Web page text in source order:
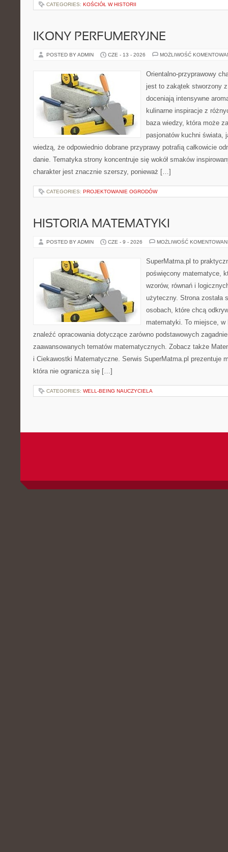
CATEGORIES: KOŚCIÓŁ W HISTORII
IKONY PERFUMERYJNE
POSTED BY ADMIN CZE - 13 - 2026 MOŻLIWOŚĆ
Orientalno-przyprawowy
jest to zakątek stworzony
doceniają intensywne
kulinarne inspiracje z
baza wiedzy, która może
pasjonatów kuchni świata,
wiedzą, że odpowiednio dobrane przyprawy potrafią całkowicie
danie. Tematyka strony koncentruje się wokół smaków
charakter jest znacznie szerszy, ponieważ […]
CATEGORIES: PROJEKTOWANIE OGRODÓW
HISTORIA MATEMATYKI
POSTED BY ADMIN CZE - 9 - 2026 MOŻLIWOŚĆ
SuperMatma.pl to
poświęcony matematyce,
wzorów, równań i
użyteczny. Strona została
osobach, które chcą
matematyki. To miejsce,
znaleźć opracowania dotyczące zarówno podstawowych
zaawansowanych tematów matematycznych. Zobacz także
i Ciekawostki Matematyczne. Serwis SuperMatma.pl prezentuje
która nie ogranicza się […]
CATEGORIES: WELL-BEING NAUCZYCIELA